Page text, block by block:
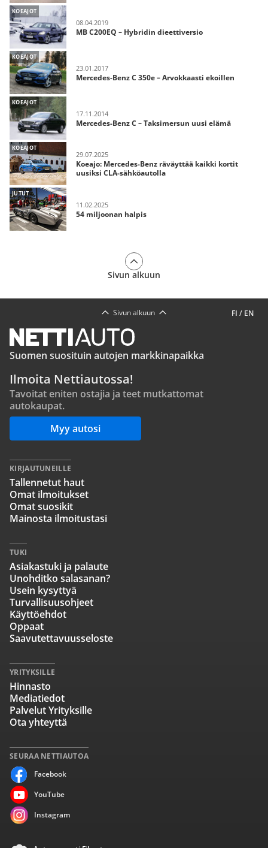
KOEAJOT
08.04.2019
MB C200EQ – Hybridin dieettiversio
KOEAJOT
23.01.2017
Mercedes-Benz C 350e – Arvokkaasti ekoillen
KOEAJOT
17.11.2014
Mercedes-Benz C – Taksimersun uusi elämä
KOEAJOT
29.07.2025
Koeajo: Mercedes-Benz räväyttää kaikki kortit
uusiksi CLA-sähköautolla
JUTUT
11.02.2025
54 miljoonan halpis
Sivun alkuun
FI / EN
Sivun alkuun
Suomen suosituin autojen markkinapaikka
Ilmoita Nettiautossa!
Tavoitat eniten ostajia ja teet mutkattomat
autokaupat.
Myy autosi
SEURAA NETTIAUTOA
Facebook
YouTube
Instagram
KIRJAUTUNEILLE
Tallennetut haut
Omat ilmoitukset
Omat suosikit
Mainosta ilmoitustasi
TUKI
Asiakastuki ja palaute
Unohditko salasanan?
Usein kysyttyä
Turvallisuusohjeet
Käyttöehdot
Oppaat
Saavutettavuusseloste
YRITYKSILLE
Hinnasto
Mediatiedot
Palvelut Yrityksille
Ota yhteyttä